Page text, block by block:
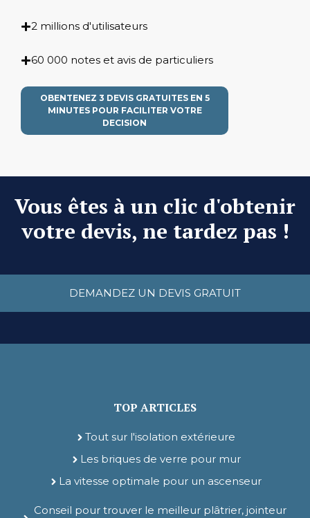
2 millions d'utilisateurs
60 000 notes et avis de particuliers
OBENTENEZ 3 DEVIS GRATUITES EN 5
MINUTES POUR FACILITER VOTRE
DECISION
Vous êtes à un clic d'obtenir
votre devis, ne tardez pas !
DEMANDEZ UN DEVIS GRATUIT
TOP ARTICLES
Tout sur l'isolation extérieure
Les briques de verre pour mur
La vitesse optimale pour un ascenseur
Conseil pour trouver le meilleur plâtrier, jointeur